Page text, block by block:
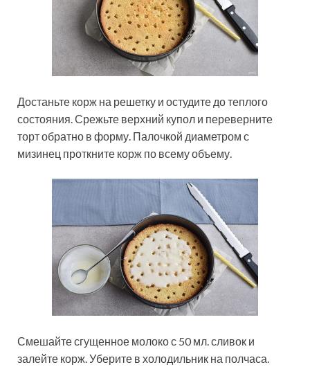
Достаньте корж на решетку и остудите до теплого
состояния. Срежьте верхний купол и переверните
торт обратно в форму. Палочкой диаметром с
мизинец проткните корж по всему объему.
Смешайте сгущенное молоко с 50 мл. сливок и
залейте корж. Уберите в холодильник на полчаса.